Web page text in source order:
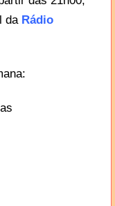
da Rádio